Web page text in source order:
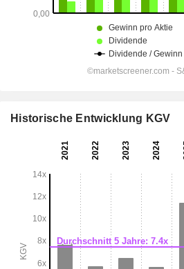
Historische Entwicklung KGV